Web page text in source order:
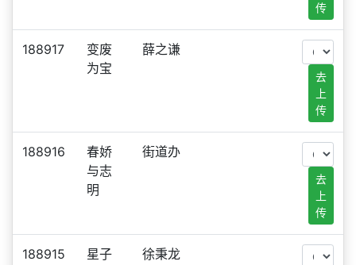
传
188917
变废
为宝
薛之谦
去
上
传
188916
春娇
与志
明
街道办
去
上
传
188915 星子
徐秉龙